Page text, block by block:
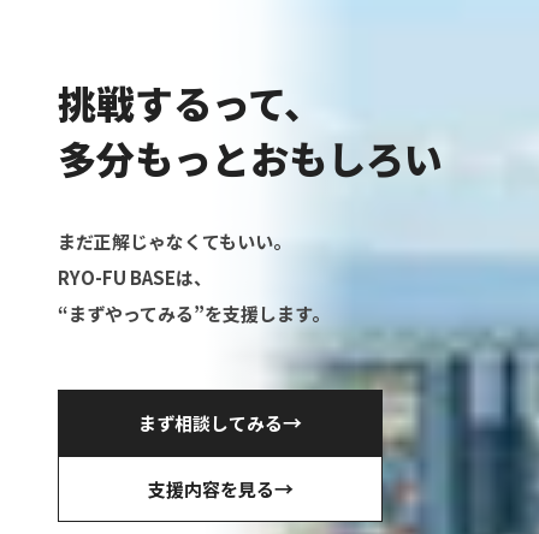
挑戦するって、
多分もっとおもしろい
まだ正解じゃなくてもいい。
RYO-FU BASEは、
“まずやってみる”を支援します。
まず相談してみる→
支援内容を見る→